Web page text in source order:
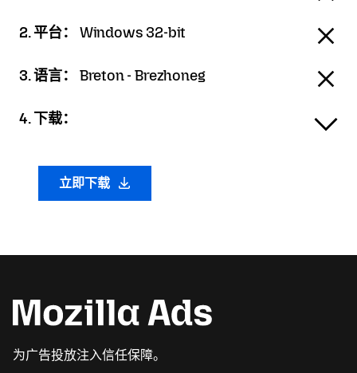
2. 平台： Windows 32-bit
3. 语言： Breton - Brezhoneg
4. 下载：
立即下载
为广告投放注入信任保障。